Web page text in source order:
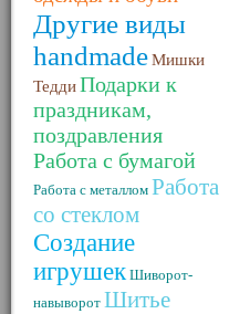
Другие виды
handmadeМишки
ТеддиПодарки к
праздникам,
поздравления
Работа с бумагой
Работа с металлом Работа
со стеклом
Создание
игрушек Шиворот-
навыворот Шитье